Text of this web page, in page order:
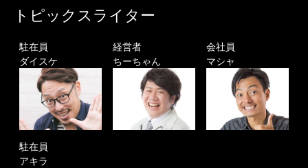
トピックスライター
駐在員
ダイスケ
経営者
ちーちゃん
会社員
マシャ
駐在員
アキラ